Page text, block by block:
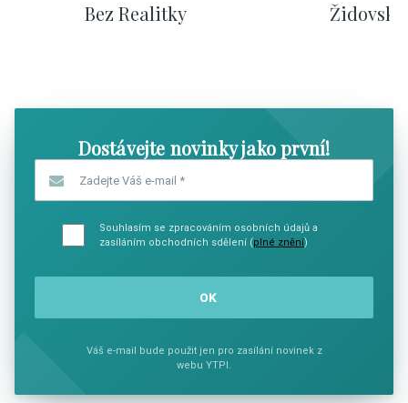
Bez Realitky
Dostávejte novinky jako první!
Souhlasím se zpracováním osobních údajů a
zasíláním obchodních sdělení (plné znění)
Váš e-mail bude použit jen pro zasílání novinek z
webu YTPI.